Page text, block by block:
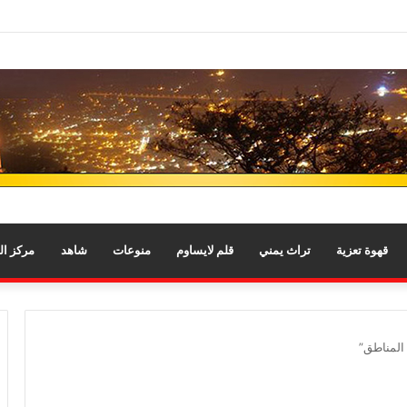
قهوة تعزية تراث يمني قلم لايساوم منوعات شاهد مركز